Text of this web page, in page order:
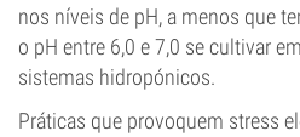
nos níveis de pH, a menos que
o pH entre 6,0 e 7,0 se cultivar
sistemas hidropónicos.
Práticas que provoquem stress